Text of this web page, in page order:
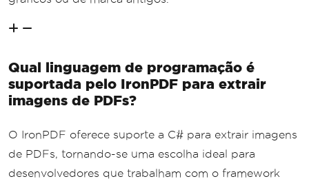
Qual linguagem de programação é
suportada pelo IronPDF para extrair
imagens de PDFs?
O IronPDF oferece suporte a C# para extrair imagens
de PDFs, tornando-se uma escolha ideal para
desenvolvedores que trabalham com o framework